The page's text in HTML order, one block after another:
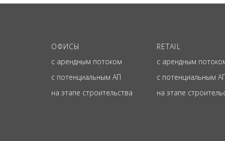
ОФИСЫ
с арендным потоком
с потенциальным АП
на этапе строительства
RETAIL
с арендным
с потенциальным
на этапе